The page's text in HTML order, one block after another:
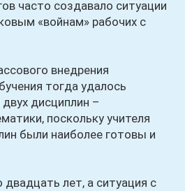
часто создавало ситуации
«войнам» рабочих с
внедрения
тогда удалось
дисциплин –
поскольку учителя
были наиболее готовы и
лет, а ситуация с